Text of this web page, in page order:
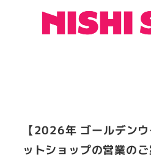
【2026年 ゴールデン
ットショップの営業のご